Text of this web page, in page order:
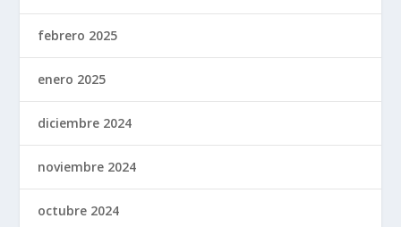
febrero 2025
enero 2025
diciembre 2024
noviembre 2024
octubre 2024